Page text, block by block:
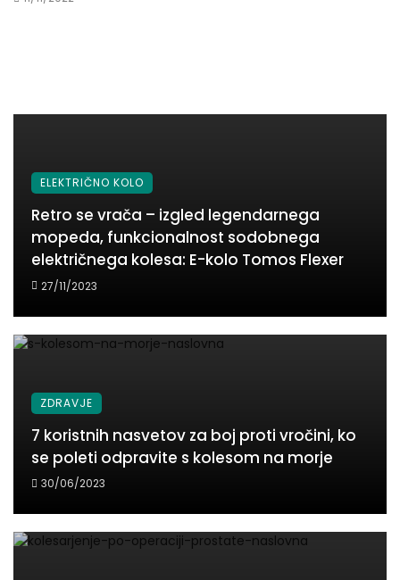
ELEKTRIČNO KOLO
Retro se vrača – izgled legendarnega
mopeda, funkcionalnost sodobnega
električnega kolesa: E-kolo Tomos Flexer
27/11/2023
ZDRAVJE
7 koristnih nasvetov za boj proti vročini, ko
se poleti odpravite s kolesom na morje
30/06/2023